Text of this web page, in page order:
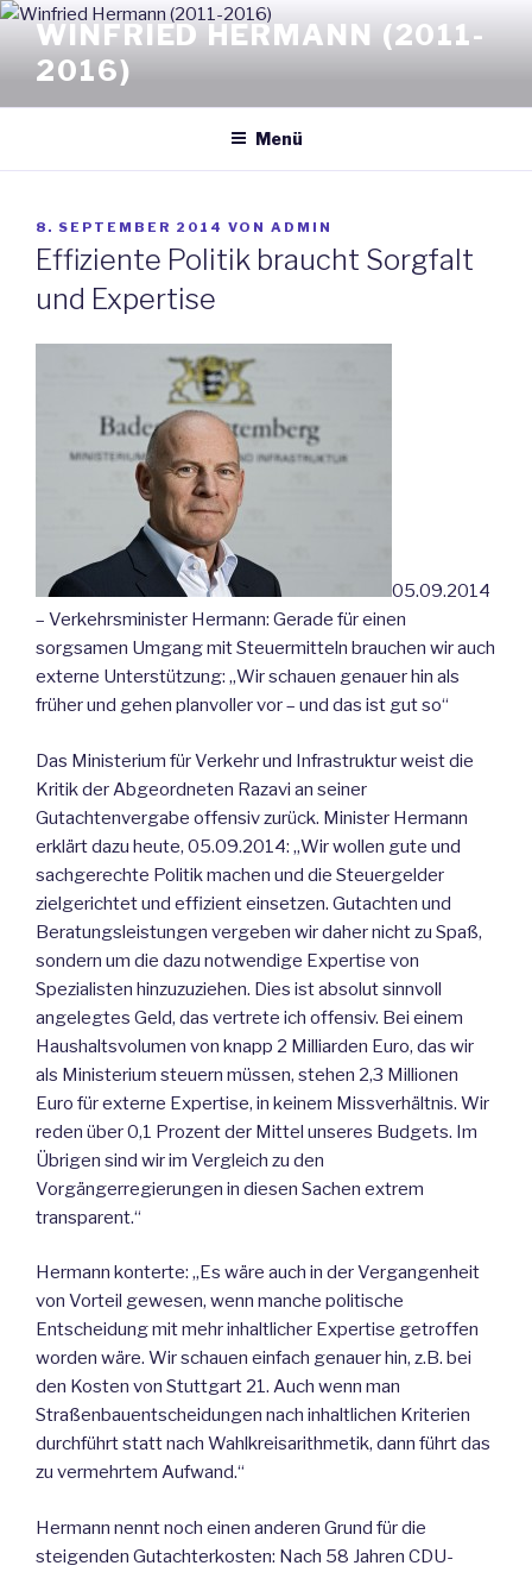
Zum
Inhalt
springen
WINFRIED HERMANN (2011-
2016)
Menü
VERÖFFENTLICHT
AM
8. SEPTEMBER 2014 VON ADMIN
Effiziente Politik braucht Sorgfalt
und Expertise
05.09.2014
– Verkehrsminister Hermann: Gerade für einen
sorgsamen Umgang mit Steuermitteln brauchen wir auch
externe Unterstützung: „Wir schauen genauer hin als
früher und gehen planvoller vor – und das ist gut so“
Das Ministerium für Verkehr und Infrastruktur weist die
Kritik der Abgeordneten Razavi an seiner
Gutachtenvergabe offensiv zurück. Minister Hermann
erklärt dazu heute, 05.09.2014: „Wir wollen gute und
sachgerechte Politik machen und die Steuergelder
zielgerichtet und effizient einsetzen. Gutachten und
Beratungsleistungen vergeben wir daher nicht zu Spaß,
sondern um die dazu notwendige Expertise von
Spezialisten hinzuzuziehen. Dies ist absolut sinnvoll
angelegtes Geld, das vertrete ich offensiv. Bei einem
Haushaltsvolumen von knapp 2 Milliarden Euro, das wir
als Ministerium steuern müssen, stehen 2,3 Millionen
Euro für externe Expertise, in keinem Missverhältnis. Wir
reden über 0,1 Prozent der Mittel unseres Budgets. Im
Übrigen sind wir im Vergleich zu den
Vorgängerregierungen in diesen Sachen extrem
transparent.“
Hermann konterte: „Es wäre auch in der Vergangenheit
von Vorteil gewesen, wenn manche politische
Entscheidung mit mehr inhaltlicher Expertise getroffen
worden wäre. Wir schauen einfach genauer hin, z.B. bei
den Kosten von Stuttgart 21. Auch wenn man
Straßenbauentscheidungen nach inhaltlichen Kriterien
durchführt statt nach Wahlkreisarithmetik, dann führt das
zu vermehrtem Aufwand.“
Hermann nennt noch einen anderen Grund für die
steigenden Gutachterkosten: Nach 58 Jahren CDU-